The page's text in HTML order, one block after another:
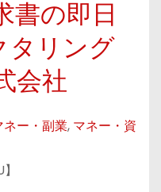
書の即日
タリング
会社
ネー・副業, マネー・資